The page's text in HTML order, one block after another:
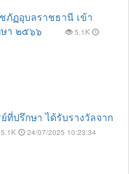
ภัฏอุบลราชธานี เข้า
า ๒๕๖๖
5.1K
ที่ปรึกษา ได้รับรางวัลจาก
5.1K 24/07/2025 10:23:34